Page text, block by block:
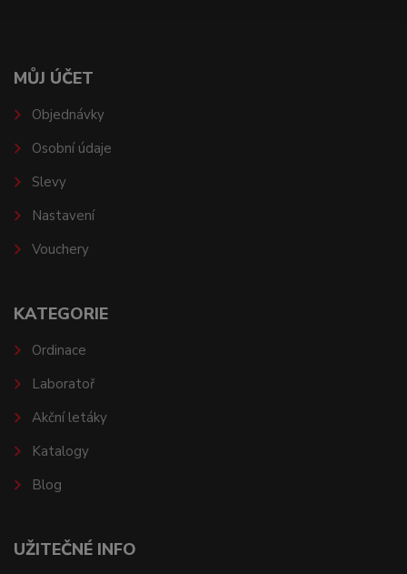
MŮJ ÚČET
Objednávky
Osobní údaje
Slevy
Nastavení
Vouchery
KATEGORIE
Ordinace
Laboratoř
Akční letáky
Katalogy
Blog
UŽITEČNÉ INFO